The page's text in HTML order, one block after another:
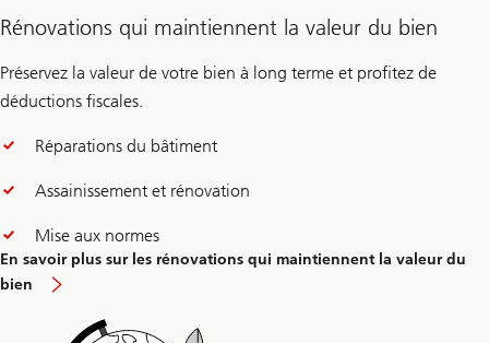
Rénovations qui maintiennent la valeur du bien
Préservez la valeur de votre bien à long terme et profitez de
déductions fiscales.
Réparations du bâtiment
Assainissement et rénovation
Mise aux normes
En savoir plus sur les rénovations qui maintiennent la valeur du
bien